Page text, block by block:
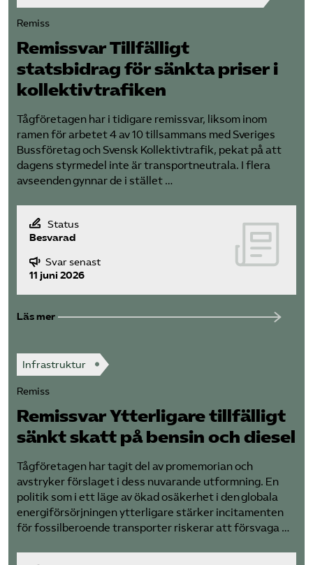
Remiss
Remissvar Tillfälligt
statsbidrag för sänkta priser i
kollektiv­trafiken
Tågföretagen har i tidigare remissvar, liksom inom
ramen för arbetet 4 av 10 tillsammans med Sveriges
Bussföretag och Svensk Kollektivtrafik, pekat på att
dagens styrmedel inte är transportneutrala. I flera
avseenden gynnar de i stället …
Läs mer
Status
Besvarad
Svar senast
11 juni 2026
Infrastruktur
Remiss
Remissvar Ytterligare tillfälligt
sänkt skatt på bensin och diesel
Tågföretagen har tagit del av promemorian och
avstryker förslaget i dess nuvarande utformning. En
politik som i ett läge av ökad osäkerhet i den globala
energiförsörjningen ytterligare stärker incitamenten
för fossilberoende transporter riskerar att försvaga …